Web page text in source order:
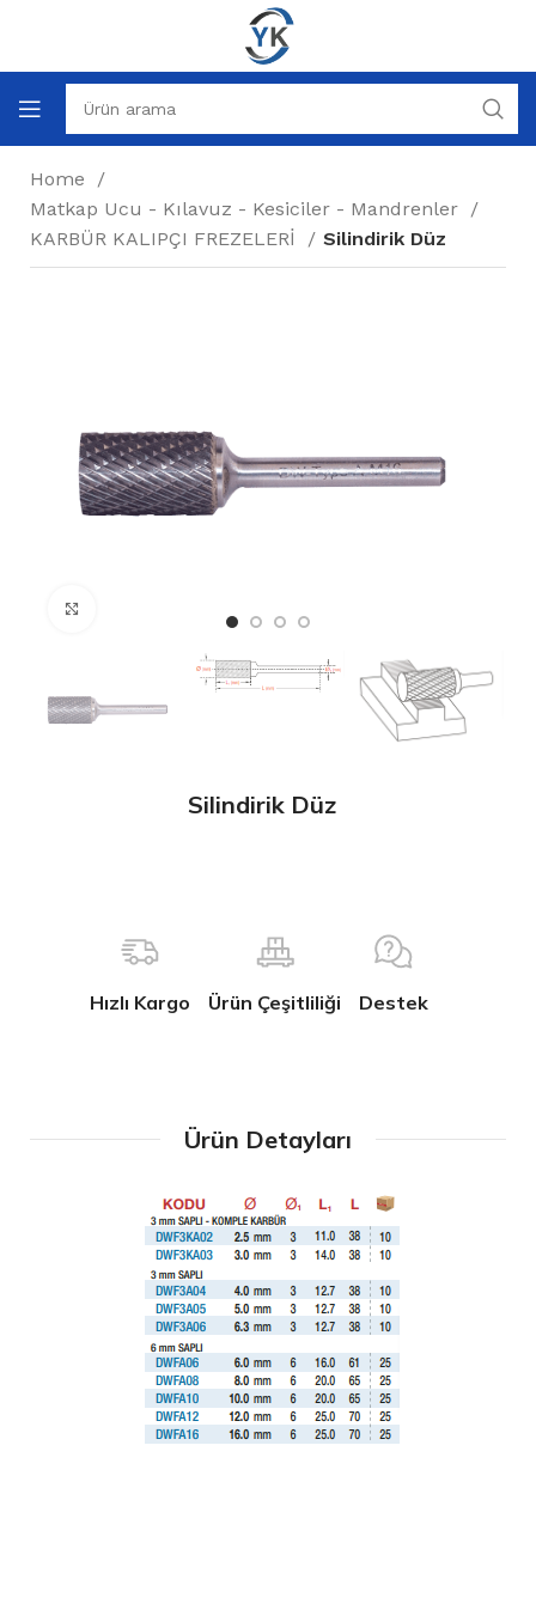
Home
Matkap Ucu - Kılavuz - Kesiciler - Mandrenler
KARBÜR KALIPÇI FREZELERİ
Silindirik Düz
Silindirik Düz
Hızlı Kargo Ürün Çeşitliliği Destek
Ürün Detayları